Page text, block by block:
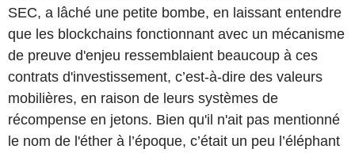
SEC, a lâché une petite bombe, en laissant entendre
que les blockchains fonctionnant avec un mécanisme
de preuve d'enjeu ressemblaient beaucoup à ces
contrats d'investissement, c’est-à-dire des valeurs
mobilières, en raison de leurs systèmes de
récompense en jetons. Bien qu'il n'ait pas mentionné
le nom de l'éther à l’époque, c’était un peu l’éléphant